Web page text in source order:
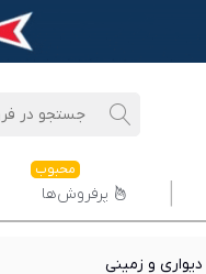
پرفروش‌ها
محبوب
دیواری و زمینی